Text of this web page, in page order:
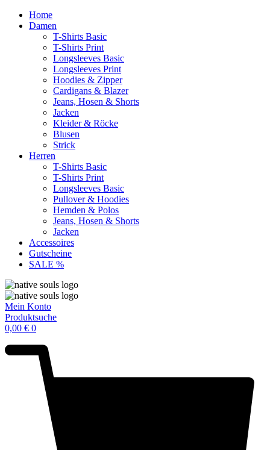
Home
Damen
T-Shirts Basic
T-Shirts Print
Longsleeves Basic
Longsleeves Print
Hoodies & Zipper
Cardigans & Blazer
Jeans, Hosen & Shorts
Jacken
Kleider & Röcke
Blusen
Strick
Herren
T-Shirts Basic
T-Shirts Print
Longsleeves Basic
Pullover & Hoodies
Hemden & Polos
Jeans, Hosen & Shorts
Jacken
Accessoires
Gutscheine
SALE %
Mein Konto
Produktsuche
0,00 € 0